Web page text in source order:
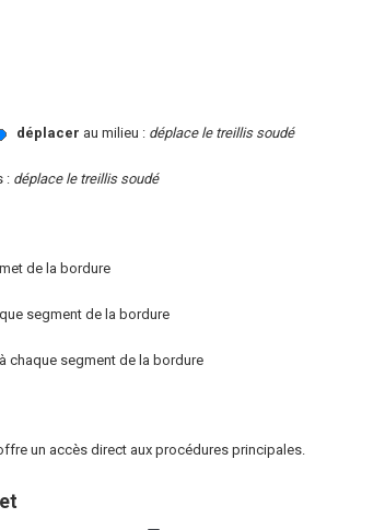
déplacer au milieu : déplace le treillis soudé
: déplace le treillis soudé
de la bordure
segment de la bordure
chaque segment de la bordure
un accès direct aux procédures principales.